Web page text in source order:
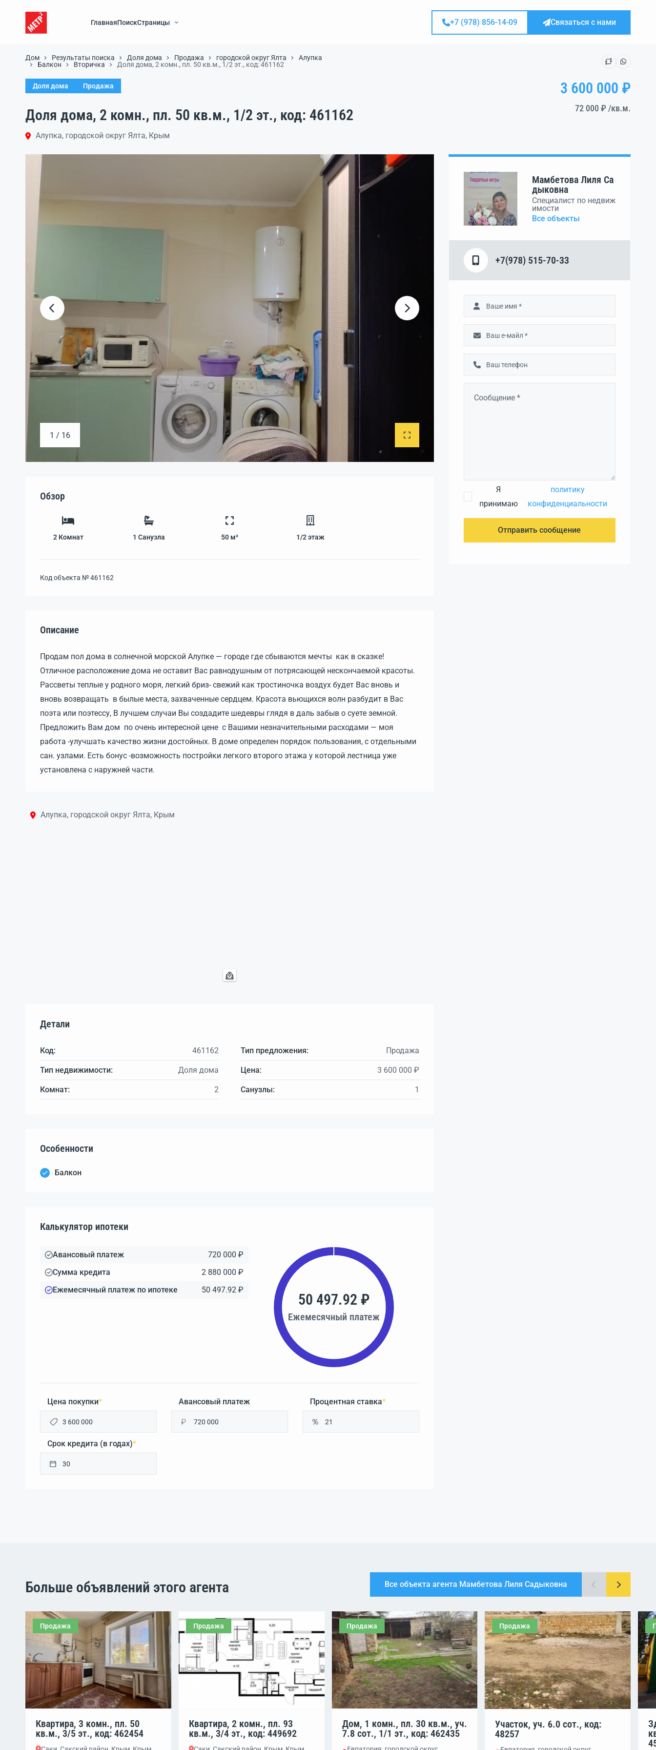
ГлавнаяПоискСтраницы +7 (978) 856-14-09 Связаться с нами
Дом Результаты поиска Доля дома Продажа городской округ Ялта
Алупка
Балкон
Вторичка Доля дома, 2 комн., пл. 50 кв.м., 1/2 эт., код: 461162
Доля дома Продажа
Доля дома, 2 комн., пл. 50 кв.м., 1/2 эт., код: 461162
Алупка, городской округ Ялта, Крым
3 600 000 ₽
72 000 ₽ /кв.м.
1 / 16
Обзор
2 Комнат 1 Санузла 50 м² 1/2 этаж
Код объекта №461162
Описание
Продам пол дома в солнечной морской Алупке — городе где сбываются мечты как в сказке!
Отличное расположение дома не оставит Вас равнодушным от потрясающей нескончаемой красоты.
Рассветы теплые у родного моря, легкий бриз- свежий как тростиночка воздух будет Вас вновь и
вновь возвращать в былые места, захваченные сердцем. Красота вьющихся волн разбудит в Вас
поэта или поэтессу, В лучшем случаи Вы создадите шедевры глядя в даль забыв о суете земной.
Предложить Вам дом по очень интересной цене с Вашими незначительными расходами — моя
работа -улучшать качество жизни достойных. В доме определен порядок пользования, с отдельными
сан. узлами. Есть бонус -возможность постройки легкого второго этажа у которой лестница уже
установлена с наружней части.
Алупка, городской округ Ялта, Крым
Детали
Код: 461162 Тип предложения: Продажа
Тип недвижимости: Доля дома Цена: 3 600 000 ₽
Комнат: 2 Санузлы: 1
Особенности
Балкон
Калькулятор ипотеки
Авансовый платеж
720 000 ₽
Сумма кредита
2 880 000 ₽
Ежемесячный платеж по ипотеке
50 497.92 ₽
50 497.92 ₽
Ежемесячный платеж
Цена покупки* Авансовый платеж
₽
Процентная ставка*
Срок кредита (в годах)*
Мамбетова Лиля Са
дыковна
Специалист по недвиж
имости
Все объекты
+7(978) 515-70-33
Я
принимаю
политику
конфиденциальности
Отправить сообщение
Больше объявлений этого агента Все объекта агента Мамбетова Лиля Садыковна
Продажа
Квартира, 3 комн., пл. 50
кв.м., 3/5 эт., код: 462454
Продажа
Квартира, 2 комн., пл. 93
кв.м., 3/4 эт., код: 449692
Продажа
Дом, 1 комн., пл. 30 кв.м., уч.
7.8 сот., 1/1 эт., код: 462435
Продажа
Участок, уч. 6.0 сот., код:
48257